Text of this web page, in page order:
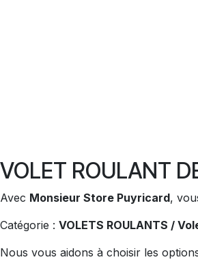
VOLET ROULANT
Avec Monsieur Store Puyricard,
Catégorie : VOLETS ROULANTS /
Nous vous aidons à choisir les